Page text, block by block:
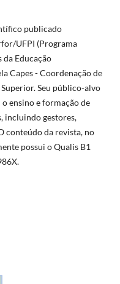
publicado
UFPI (Programa
da Educação
Capes - Coordenação de
Seu público-alvo
ensino e formação de
incluindo gestores,
conteúdo da revista, no
possui o Qualis B1